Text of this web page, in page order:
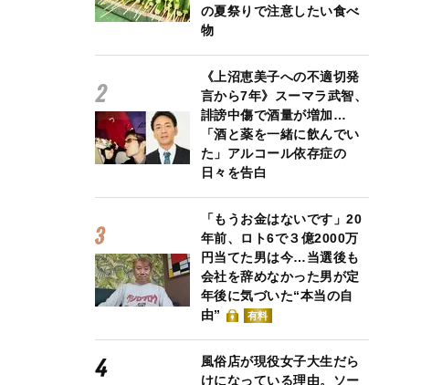
の夏祭りで注意したい食べ
物
《上沼恵美子への不適切発
言から7年》スーマラ武智、
誹謗中傷で酒量が増加…
「酒と薬を一緒に飲んでい
た」アルコール依存症の
日々を告白
「もうお金はないです」20
年前、ロト6で３億2000万
円当てた男は今…当選後も
会社を辞めなかった男が定
年後に気づいた“本当の自
由”
有料
風俗店が現役女子大生だら
けになっている理由。ソー